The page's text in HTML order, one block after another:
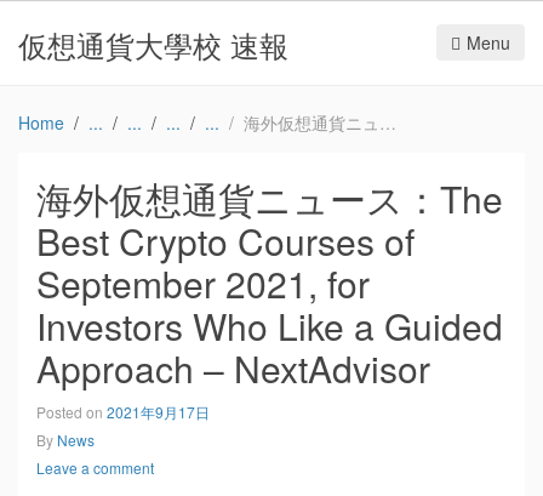
仮想通貨大學校 速報 Menu
Home 海外仮想通貨ニュース：The Best Crypto Courses of September 2021, for Investors Who Like a Guided Approach – NextAdvisor
海外仮想通貨ニュース：The
Best Crypto Courses of
September 2021, for
Investors Who Like a Guided
Approach – NextAdvisor
Posted on 2021年9月17日
By News
Leave a comment